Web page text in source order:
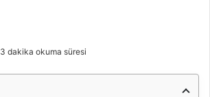
3 dakika okuma süresi